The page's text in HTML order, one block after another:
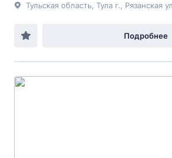
Тульская область, Тула г., Рязанская
Подробнее